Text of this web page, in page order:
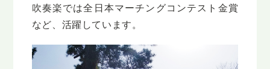
吹奏楽では全日本マーチングコンテスト金賞
など、活躍しています。